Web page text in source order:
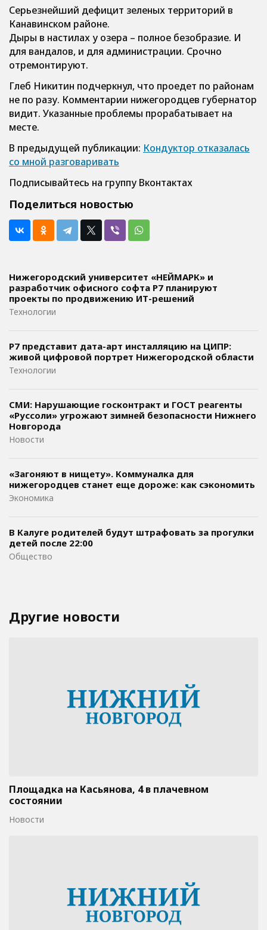
Серьезнейший дефицит зеленых территорий в
Канавинском районе.
Дыры в настилах у озера – полное безобразие. И
для вандалов, и для администрации. Срочно
отремонтируют.
Глеб Никитин подчеркнул, что проедет по районам
не по разу. Комментарии нижегородцев губернатор
видит. Указанные проблемы прорабатывает на
месте.
В предыдущей публикации: Кондуктор отказалась
со мной разговаривать
Подписывайтесь на группу Вконтактах
Поделиться новостью
Нижегородский университет «НЕЙМАРК» и
разработчик офисного софта P7 планируют
проекты по продвижению ИТ-решений
Технологии
Р7 представит дата-арт инсталляцию на ЦИПР:
живой цифровой портрет Нижегородской области
Технологии
СМИ: Нарушающие госконтракт и ГОСТ реагенты
«Руссоли» угрожают зимней безопасности Нижнего
Новгорода
Новости
«Загоняют в нищету». Коммуналка для
нижегородцев станет еще дороже: как сэкономить
Экономика
В Калуге родителей будут штрафовать за прогулки
детей после 22:00
Общество
Другие новости
Площадка на Касьянова, 4 в плачевном
состоянии
Новости